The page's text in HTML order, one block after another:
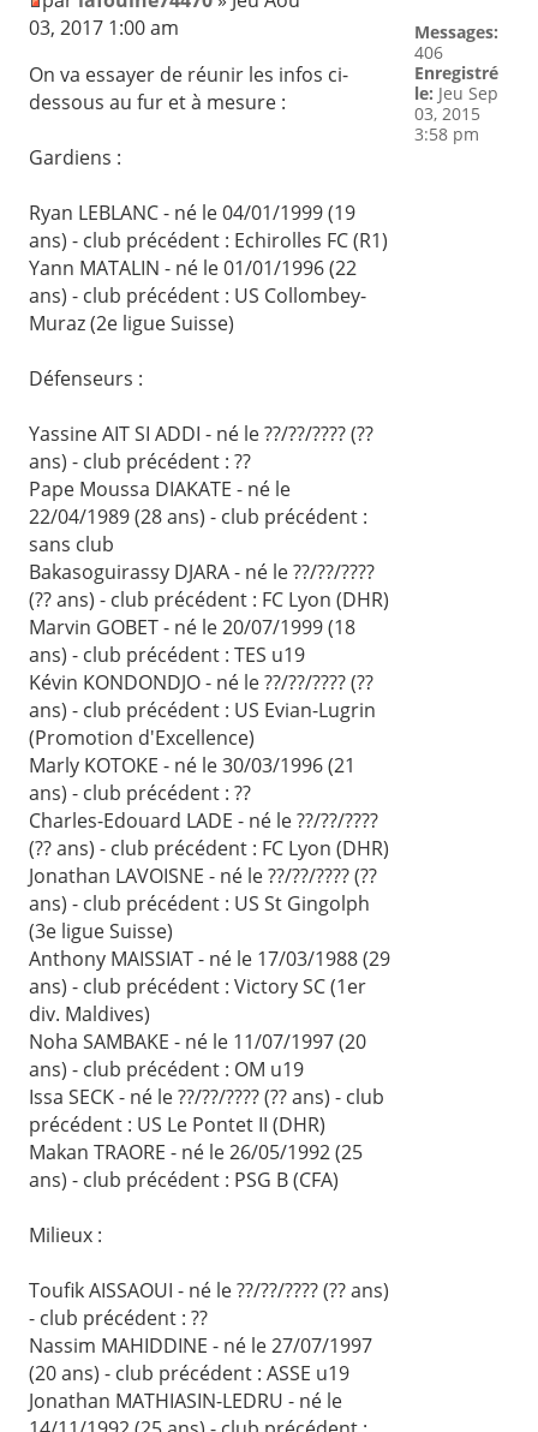
03, 2017 1:00 am
On va essayer de réunir les infos ci-
dessous au fur et à mesure :
Gardiens :
Ryan LEBLANC - né le 04/01/1999 (19
ans) - club précédent : Echirolles FC (R1)
Yann MATALIN - né le 01/01/1996 (22
ans) - club précédent : US Collombey-
Muraz (2e ligue Suisse)
Défenseurs :
Yassine AIT SI ADDI - né le ??/??/???? (??
ans) - club précédent : ??
Pape Moussa DIAKATE - né le
22/04/1989 (28 ans) - club précédent :
sans club
Bakasoguirassy DJARA - né le ??/??/????
(?? ans) - club précédent : FC Lyon (DHR)
Marvin GOBET - né le 20/07/1999 (18
ans) - club précédent : TES u19
Kévin KONDONDJO - né le ??/??/???? (??
ans) - club précédent : US Evian-Lugrin
(Promotion d'Excellence)
Marly KOTOKE - né le 30/03/1996 (21
ans) - club précédent : ??
Charles-Edouard LADE - né le ??/??/????
(?? ans) - club précédent : FC Lyon (DHR)
Jonathan LAVOISNE - né le ??/??/???? (??
ans) - club précédent : US St Gingolph
(3e ligue Suisse)
Anthony MAISSIAT - né le 17/03/1988 (29
ans) - club précédent : Victory SC (1er
div. Maldives)
Noha SAMBAKE - né le 11/07/1997 (20
ans) - club précédent : OM u19
Issa SECK - né le ??/??/???? (?? ans) - club
précédent : US Le Pontet II (DHR)
Makan TRAORE - né le 26/05/1992 (25
ans) - club précédent : PSG B (CFA)
Milieux :
Toufik AISSAOUI - né le ??/??/???? (?? ans)
- club précédent : ??
Nassim MAHIDDINE - né le 27/07/1997
(20 ans) - club précédent : ASSE u19
Jonathan MATHIASIN-LEDRU - né le
Messages:
406
Enregistré
le: Jeu Sep
03, 2015
3:58 pm